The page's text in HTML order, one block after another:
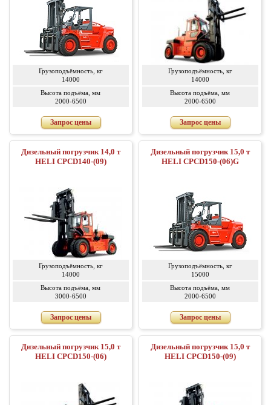
Грузоподъёмность, кг
14000
Высота подъёма, мм
2000-6500
Запрос цены
Грузоподъёмность, кг
14000
Высота подъёма, мм
2000-6500
Запрос цены
Дизельный погрузчик 14,0 т
HELI CPCD140-(09)
Грузоподъёмность, кг
14000
Высота подъёма, мм
3000-6500
Запрос цены
Дизельный погрузчик 15,0 т
HELI CPCD150-(06)G
Грузоподъёмность, кг
15000
Высота подъёма, мм
2000-6500
Запрос цены
Дизельный погрузчик 15,0 т
HELI CPCD150-(06)
Дизельный погрузчик 15,0 т
HELI CPCD150-(09)